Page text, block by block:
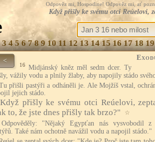
Odpověz mi, Hospodine! Odpověz mi, ať
Když přišly ke svému otci Reúelovi,
3 4 5 6 7 8 9 10 11 12 13 14 15 16 17 18 19
<
16 Midjánský kněz měl sedm dcer. Ty
vážily vodu a plnily žlaby, aby napojily stádo
přišli pastýři a odháněli je. Ale Mojžíš vstal,
jejich stádo.
Když přišly ke svému otci Reúelovi,
to, že jste dnes přišly tak brzo?"
☆
Odpověděly: "Nějaký Egypťan nás vysvobodil z
Také nám ochotně navážil vodu a napojil stádo."